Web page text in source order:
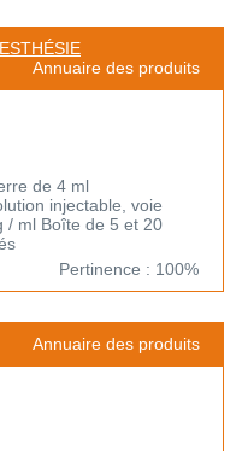
Annuaire des produits
de 4 ml
injectable, voie
/ ml Boîte de 5 et 20
Pertinence : 100%
Annuaire des produits